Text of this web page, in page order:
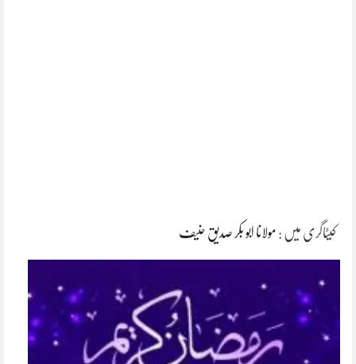
کیٹاگری میں : مولانا ابو بکر صدیق حنیف